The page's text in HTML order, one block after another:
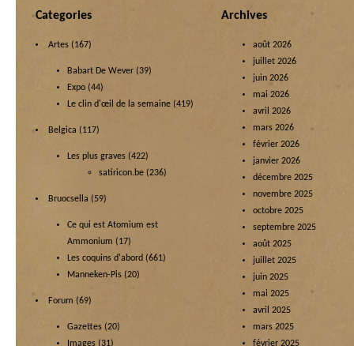
Categories
Artes (167)
Babart De Wever (39)
Expo (44)
Le clin d'œil de la semaine (419)
Belgica (117)
Les plus graves (422)
satiricon.be (236)
Bruocsella (59)
Ce qui est Atomium est
Ammonium (17)
Les coquins d'abord (661)
Manneken-Pis (20)
Forum (69)
Gazettes (20)
Images (31)
Archives
août 2026
juillet 2026
juin 2026
mai 2026
avril 2026
mars 2026
février 2026
janvier 2026
décembre 2025
novembre 2025
octobre 2025
septembre 2025
août 2025
juillet 2025
juin 2025
mai 2025
avril 2025
mars 2025
février 2025